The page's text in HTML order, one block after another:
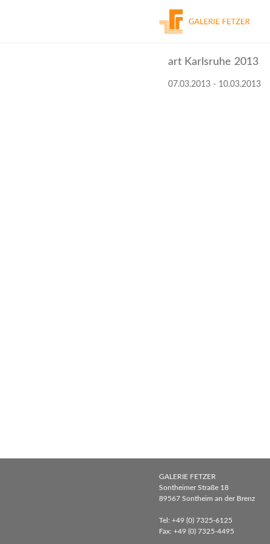
art Karlsruhe 2013
07.03.2013 - 10.03.2013
GALERIE FETZER
Sontheimer Straße 18
89567 Sontheim an der Brenz
Tel: +49 (0) 7325-6125
Fax: +49 (0) 7325-4495